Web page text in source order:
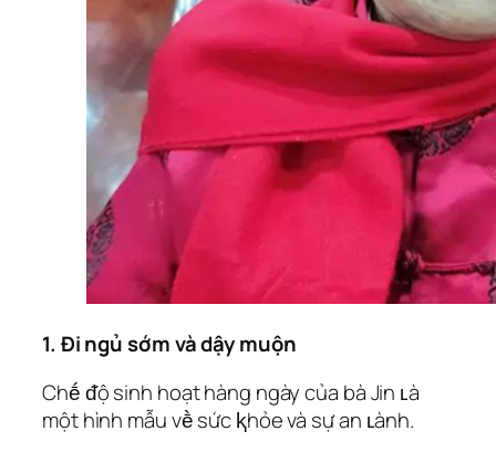
1. Đi ngủ sớm và dậy muộn
Chḗ ᵭộ sinh hoạt hàng ngày của bà Jin ʟà
một hình mẫu vḕ sức ⱪhỏe và sự an ʟành.